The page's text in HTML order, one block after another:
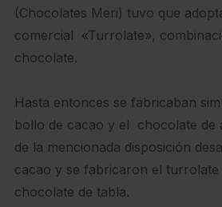
(Chocolates Meri) tuvo que
comercial «Turrolate»,
chocolate.
Hasta entonces se fabricaban
bollo de cacao y el chocolate de
de la mencionada disposición
cacao y se fabricaron el
chocolate de tabla.